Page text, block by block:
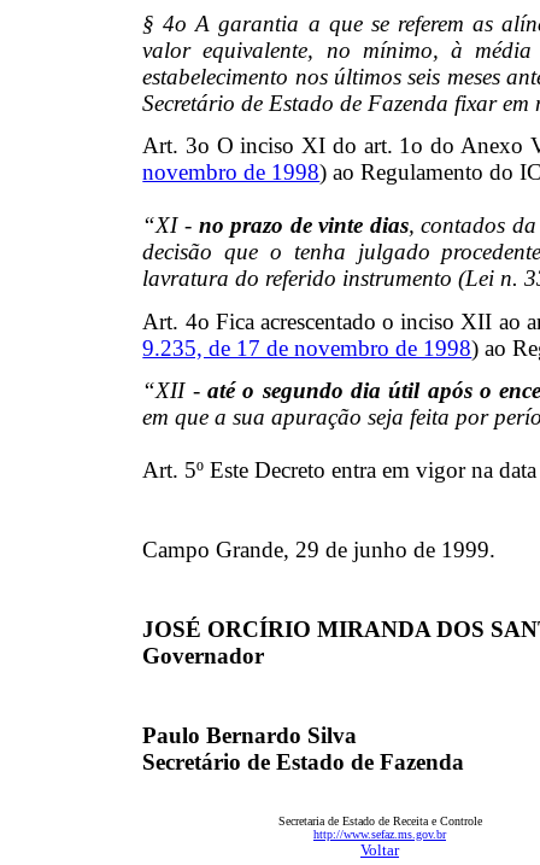
§ 4o A garantia a que se referem as
valor equivalente, no mínimo, à média
estabelecimento nos últimos seis meses
Secretário de Estado de Fazenda fixar
Art. 3o O inciso XI do art. 1o do Anexo
novembro de 1998) ao Regulamento do
“XI - no prazo de vinte dias, contados
decisão que o tenha julgado
lavratura do referido instrumento (Lei n.
Art. 4o Fica acrescentado o inciso XII
9.235, de 17 de novembro de 1998) ao
“XII - até o segundo dia útil após o
em que a sua apuração seja feita por
Art. 5ºEste Decreto entra em vigor na
Campo Grande, 29 de junho de 1999.
JOSÉ ORCÍRIO MIRANDA DOS
Governador
Paulo Bernardo Silva
Secretário de Estado de Fazenda
Secretaria de Estado de Receita e Controle
http://www.sefaz.ms.gov.br
Voltar